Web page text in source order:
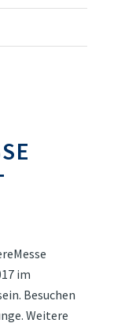
im
Besuchen
Weitere